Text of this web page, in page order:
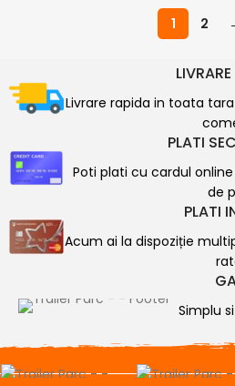
1 2
Livrare rapida in toata
PLATI
Poti plati cu cardul
de
PLATI
Acum ai la dispoziție
Simplu